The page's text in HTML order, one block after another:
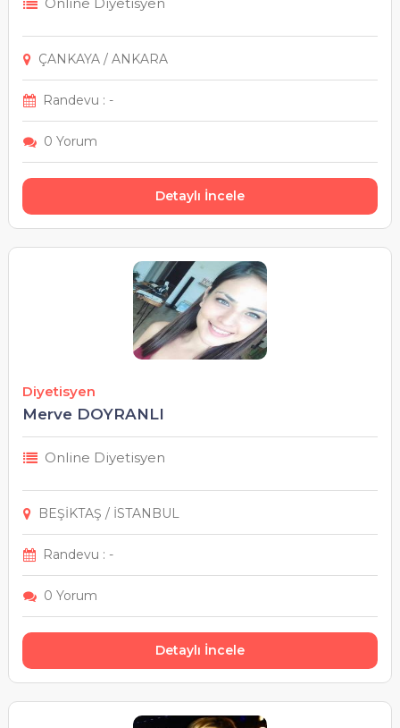
ÇANKAYA / ANKARA
Randevu : -
0 Yorum
Detaylı İncele
Diyetisyen
Merve DOYRANLI
Online Diyetisyen
BEŞİKTAŞ / İSTANBUL
Randevu : -
0 Yorum
Detaylı İncele